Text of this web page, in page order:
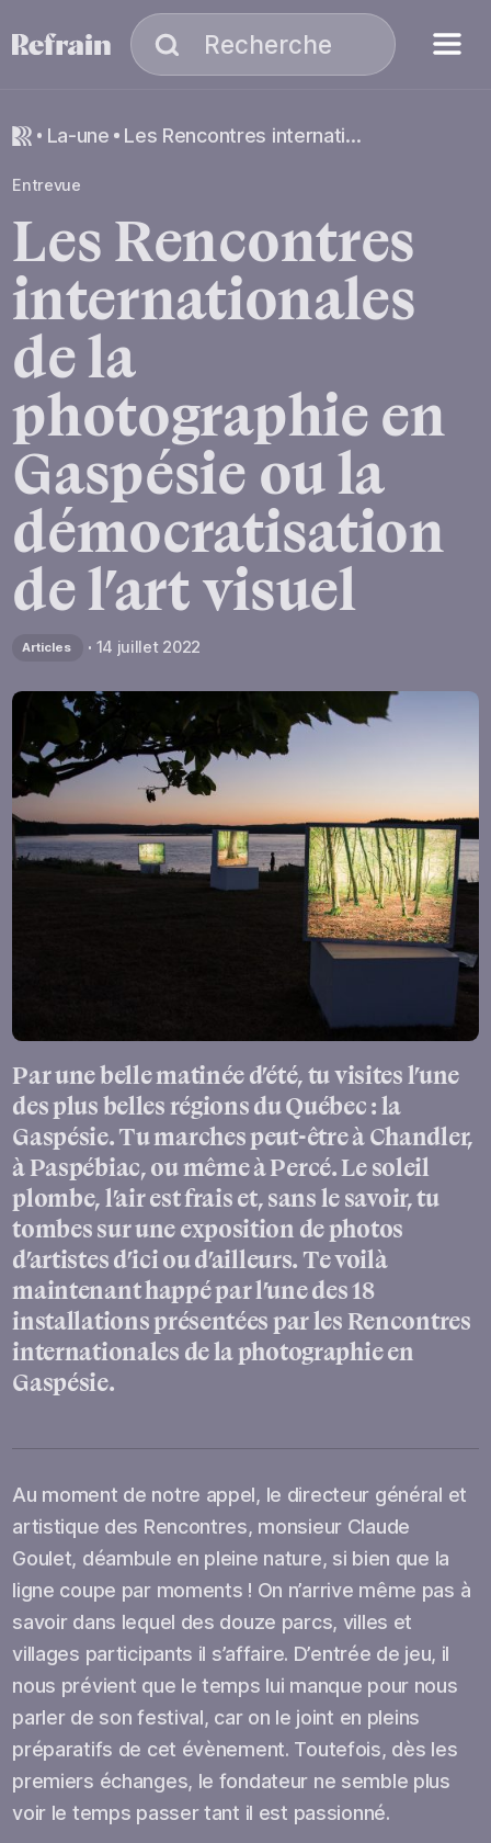
Recherche
la-une Les Rencontres internationales de la photographie en Gaspésie ou la démocratisation de l’art visuel
Entrevue
LesRencontres
internationales
dela
photographieen
Gaspésie oula
démocratisation
del’artvisuel
Articles 14 juillet 2022
Par une belle matinée d’été, tu visites l’une
des plus belles régions du Québec : la
Gaspésie. Tu marches peut-être à Chandler,
à Paspébiac, ou même à Percé. Le soleil
plombe, l’air est frais et, sans le savoir, tu
tombes sur une exposition de photos
d’artistes d’ici ou d’ailleurs. Te voilà
maintenant happé par l’une des 18
installations présentées par les Rencontres
internationales de la photographie en
Gaspésie.
Au moment de notre appel, le directeur général et
artistique des Rencontres, monsieur Claude
Goulet, déambule en pleine nature, si bien que la
ligne coupe par moments ! On n’arrive même pas à
savoir dans lequel des douze parcs, villes et
villages participants il s’affaire. D’entrée de jeu, il
nous prévient que le temps lui manque pour nous
parler de son festival, car on le joint en pleins
préparatifs de cet évènement. Toutefois, dès les
premiers échanges, le fondateur ne semble plus
voir le temps passer tant il est passionné.